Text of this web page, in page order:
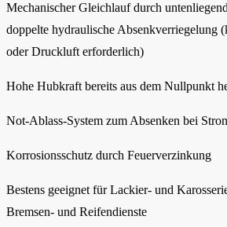
Mechanischer Gleichlauf durch
doppelte hydraulische Absenkverriegelung
oder Druckluft erforderlich)
Hohe Hubkraft bereits aus dem Nullpunkt
Not-Ablass-System zum Absenken bei
Korrosionsschutz durch Feuerverzinkung
Bestens geeignet für Lackier- und
Bremsen- und Reifendienste